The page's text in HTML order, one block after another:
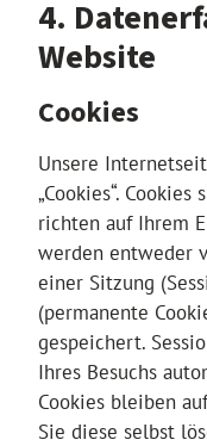
4.
Website
Cookies
Unsere
„Cookies“.
richten auf Ihrem
werden entweder
einer Sitzung
(permanente
gespeichert.
Ihres Besuchs
Cookies bleiben
Sie diese selbst